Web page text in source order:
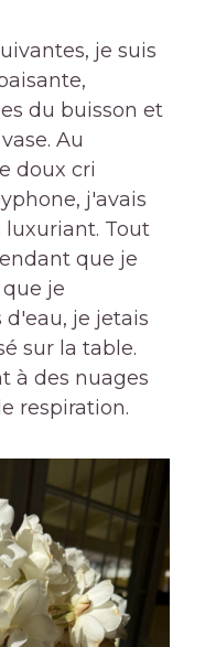
je suis
du buisson et
Au
doux cri
j'avais
Tout
que je
je
je jetais
sur la table.
à des nuages
respiration.